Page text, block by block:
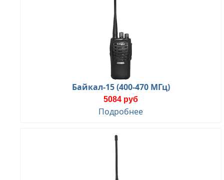
Байкал-15 (400-470 МГц)
5084 руб
Подробнее